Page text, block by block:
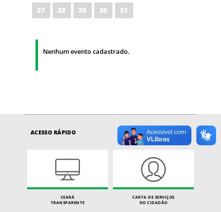
27
28 29 30 31
Nenhum evento cadastrado.
ACESSO RÁPIDO
CEARÁ
TRANSPARENTE
CARTA DE SERVIÇOS
DO CIDADÃO